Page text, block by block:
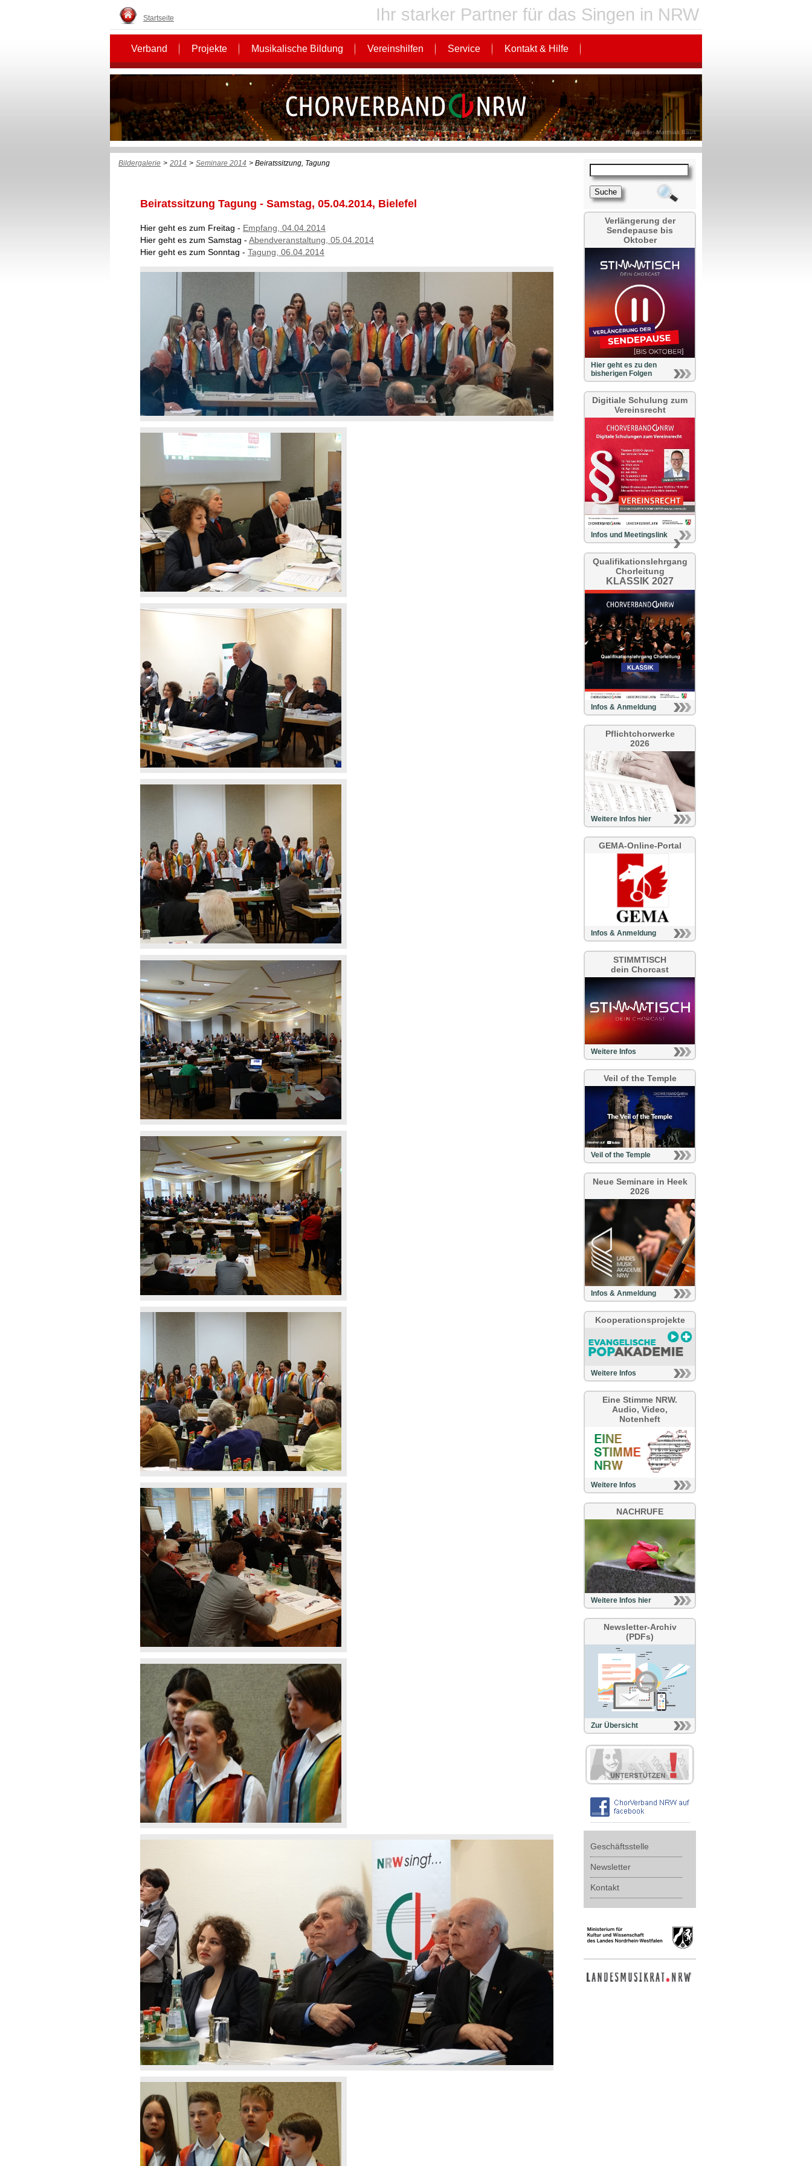
Startseite Ihr starker Partner für das Singen in NRW
Verband Projekte Musikalische Bildung Vereinshilfen Service Kontakt & Hilfe
Bildquelle: Matthias Baus
Verlängerung der
Sendepause bis
Oktober
Hier geht es zu den
bisherigen Folgen
Digitiale Schulung zum
Vereinsrecht
Infos und Meetingslink
Qualifikationslehrgang
Chorleitung
KLASSIK 2027
Infos & Anmeldung
Pflichtchorwerke
2026
Weitere Infos hier
GEMA-Online-Portal
Infos & Anmeldung
STIMMTISCH
dein Chorcast
Weitere Infos
Veil of the Temple
Veil of the Temple
Neue Seminare in Heek
2026
Infos & Anmeldung
Kooperationsprojekte
Weitere Infos
Eine Stimme NRW.
Audio, Video,
Notenheft
Weitere Infos
NACHRUFE
Weitere Infos hier
Newsletter-Archiv
(PDFs)
Zur Übersicht
Geschäftsstelle
Newsletter
Kontakt
Bildergalerie > 2014 > Seminare 2014 > Beiratssitzung, Tagung
Beiratssitzung Tagung - Samstag, 05.04.2014, Bielefel
Hier geht es zum Freitag - Empfang, 04.04.2014
Hier geht es zum Samstag - Abendveranstaltung, 05.04.2014
Hier geht es zum Sonntag - Tagung, 06.04.2014